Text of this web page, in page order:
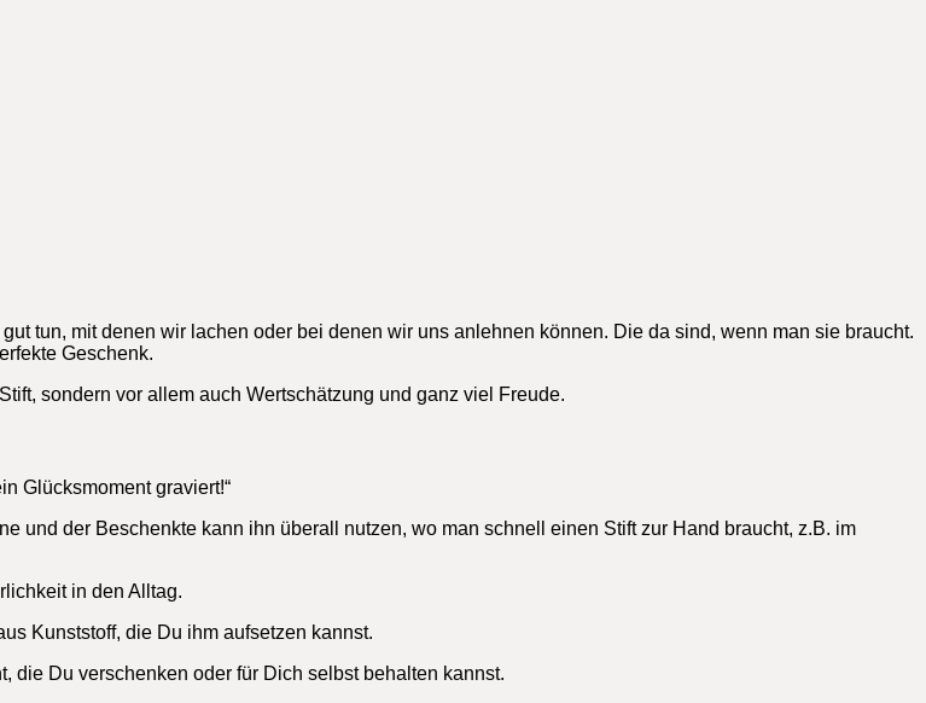
tun, mit denen wir lachen oder bei denen wir uns anlehnen können. Die da sind, wenn man sie braucht.
Geschenk.
sondern vor allem auch Wertschätzung und ganz viel Freude.
Glücksmoment graviert!“
und der Beschenkte kann ihn überall nutzen, wo man schnell einen Stift zur Hand braucht, z.B. im
in den Alltag.
Kunststoff, die Du ihm aufsetzen kannst.
die Du verschenken oder für Dich selbst behalten kannst.